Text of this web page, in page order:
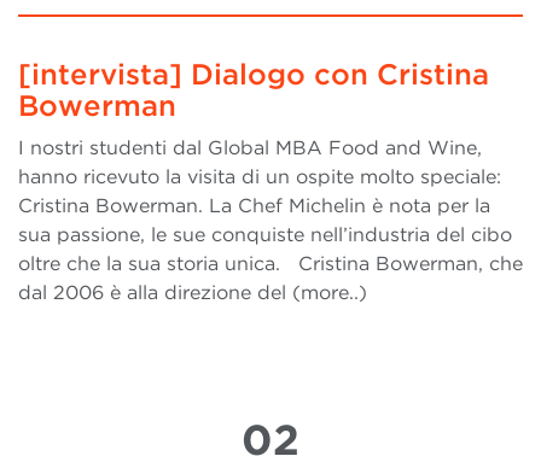
[intervista] Dialogo con Cristina
Bowerman
I nostri studenti dal Global MBA Food and Wine,
hanno ricevuto la visita di un ospite molto speciale:
Cristina Bowerman. La Chef Michelin è nota per la
sua passione, le sue conquiste nell’industria del cibo
oltre che la sua storia unica. Cristina Bowerman, che
dal 2006 è alla direzione del (more..)
02